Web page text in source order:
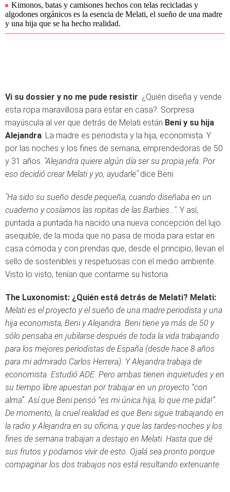
Kimonos, batas y camisones hechos con telas recicladas y
algodones orgánicos es la esencia de Melati, el sueño de una madre
y una hija que se ha hecho realidad.
Vi su dossier y no me pude resistir. ¿Quién diseña y vende
esta ropa maravillosa para estar en casa?. Sorpresa
mayúscula al ver que detrás de Melati están Beni y su hija
Alejandra. La madre es periodista y la hija, economista. Y
por las noches y los fines de semana, emprendedoras de 50
y 31 años. "Alejandra quiere algún día ser su propia jefa. Por
eso decidió crear Melati y yo, ayudarle"dice Beni.
"Ha sido su sueño desde pequeña, cuando diseñaba en un
cuaderno y cosíamos las ropitas de las Barbies…". Y así,
puntada a puntada ha nacido una nueva concepción del lujo
asequible, de la moda que no pasa de moda para estar en
casa cómoda y con prendas que, desde el principio, llevan el
sello de sostenibles y respetuosas con el medio ambiente.
Visto lo visto, tenían que contarme su historia.
The Luxonomist: ¿Quién está detrás de Melati? Melati:
Melati es el proyecto y el sueño de una madre periodista y una
hija economista, Beni y Alejandra. Beni tiene ya más de 50 y
sólo pensaba en jubilarse después de toda la vida trabajando
para los mejores periodistas de España (desde hace 8 años
para mi admirado Carlos Herrera). Y Alejandra trabaja de
economista. Estudió ADE. Pero ambas tienen inquietudes y en
su tiempo libre apuestan por trabajar en un proyecto “con
alma”. Así que Beni pensó “es mi única hija, lo que me pida!”.
De momento, la cruel realidad es que Beni sigue trabajando en
la radio y Alejandra en su oficina, y que las tardes-noches y los
fines de semana trabajan a destajo en Melati. Hasta que dé
sus frutos y podamos vivir de esto. Ojalá sea pronto porque
compaginar los dos trabajos nos está resultando extenuante.